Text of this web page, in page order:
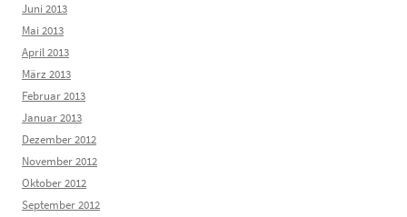
Juni 2013
Mai 2013
April 2013
März 2013
Februar 2013
Januar 2013
Dezember 2012
November 2012
Oktober 2012
September 2012